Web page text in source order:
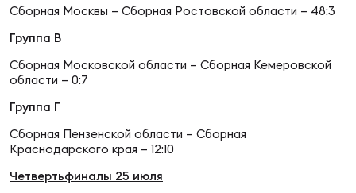
Зал
Сборная Москвы – Сборная Ростовской области – 48:3
Группа В
Сборная Московской области – Сборная Кемеровской
области – 0:7
Группа Г
Сборная Пензенской области – Сборная
Краснодарского края – 12:10
Четвертьфиналы 25 июля